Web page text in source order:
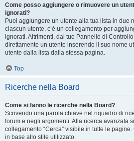
Come posso aggiungere o rimuovere un
ignorati?
Puoi aggiungere un utente alla tua lista in due
ciascun utente, c’è un collegamento per
ignorati. Altrimenti, dal tuo Pannello di
direttamente un utente inserendo il suo nome
utente dalla lista dalla stessa pagina.
Top
Ricerche nella Board
Come si fanno le ricerche nella Board?
Scrivendo una parola chiave nel riquadro di
forum e negli argomenti. Alla ricerca avanzata
collegamento “Cerca” visibile in tutte le
in base allo stile utilizzato.